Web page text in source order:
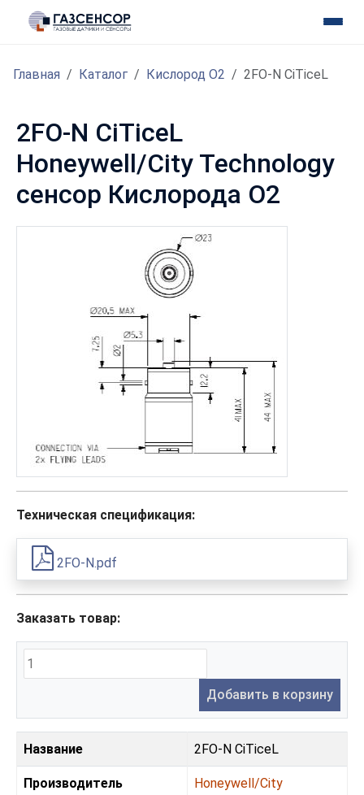
Главная Каталог Кислород O2 2FO-N CiTiceL
2FO-N CiTiceL
Honeywell/City Technology
сенсор Кислорода O2
Техническая спецификация:
2FO-N.pdf
Заказать товар:
Добавить в корзину
Название 2FO-N CiTiceL
Производитель
Honeywell/City